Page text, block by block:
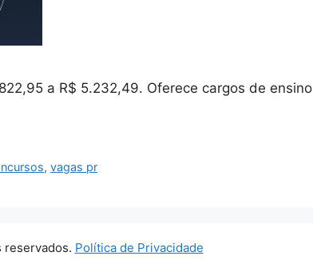
a R$ 5.232,49. Oferece cargos de ensino
,vagas pr
reservados. Política de Privacidade